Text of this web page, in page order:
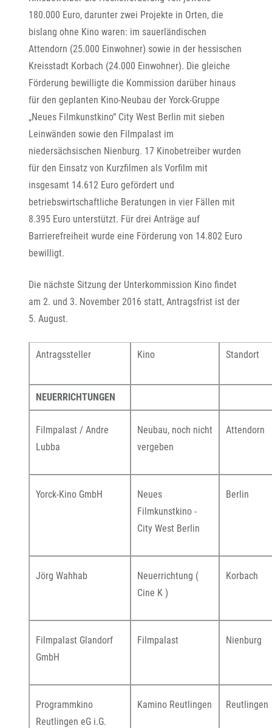
180.000 Euro, darunter zwei Projekte in Orten, die
bislang ohne Kino waren: im sauerländischen
Attendorn (25.000 Einwohner) sowie in der hessischen
Kreisstadt Korbach (24.000 Einwohner). Die gleiche
Förderung bewilligte die Kommission darüber hinaus
für den geplanten Kino-Neubau der Yorck-Gruppe
„Neues Filmkunstkino“ City West Berlin mit sieben
Leinwänden sowie den Filmpalast im
niedersächsischen Nienburg. 17 Kinobetreiber wurden
für den Einsatz von Kurzfilmen als Vorfilm mit
insgesamt 14.612 Euro gefördert und
betriebswirtschaftliche Beratungen in vier Fällen mit
8.395 Euro unterstützt. Für drei Anträge auf
Barrierefreiheit wurde eine Förderung von 14.802 Euro
bewilligt.
Die nächste Sitzung der Unterkommission Kino findet
am 2. und 3. November 2016 statt, Antragsfrist ist der
5. August.
Antragssteller Kino
NEUERRICHTUNGEN
Filmpalast / Andre
Lubba
Neubau, noch nicht
vergeben
Attendorn
Yorck-Kino GmbH
Neues
Filmkunstkino -
City West Berlin
Berlin
Jörg Wahhab
Neuerrichtung (
Cine K )
Korbach
Filmpalast Glandorf
GmbH
Filmpalast Nienburg
Programmkino
Reutlingen eG i.G.
Kamino Reutlingen Reutlingen